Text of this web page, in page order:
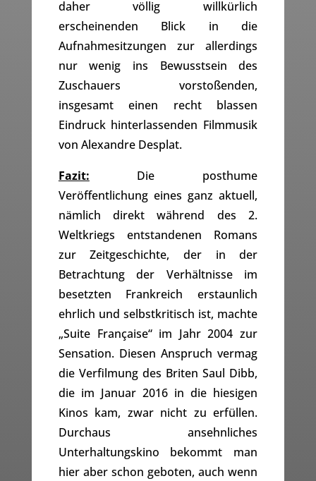
daher völlig willkürlich
erscheinenden Blick in die
Aufnahmesitzungen zur allerdings
nur wenig ins Bewusstsein des
Zuschauers vorstoßenden,
insgesamt einen recht blassen
Eindruck hinterlassenden Filmmusik
von Alexandre Desplat.
Fazit: Die posthume
Veröffentlichung eines ganz aktuell,
nämlich direkt während des 2.
Weltkriegs entstandenen Romans
zur Zeitgeschichte, der in der
Betrachtung der Verhältnisse im
besetzten Frankreich erstaunlich
ehrlich und selbstkritisch ist, machte
„Suite Française“ im Jahr 2004 zur
Sensation. Diesen Anspruch vermag
die Verfilmung des Briten Saul Dibb,
die im Januar 2016 in die hiesigen
Kinos kam, zwar nicht zu erfüllen.
Durchaus ansehnliches
Unterhaltungskino bekommt man
hier aber schon geboten, auch wenn